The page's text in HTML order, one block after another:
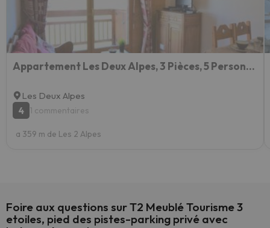
Appartement Les Deux Alpes, 3 Pièces, 5 Personnes - Fr-1-516-35
Les Deux Alpes
4 1 commentaires
a 359 m de Les 2 Alpes
Foire aux questions sur T2 Meublé Tourisme 3
etoiles, pied des pistes-parking privé avec